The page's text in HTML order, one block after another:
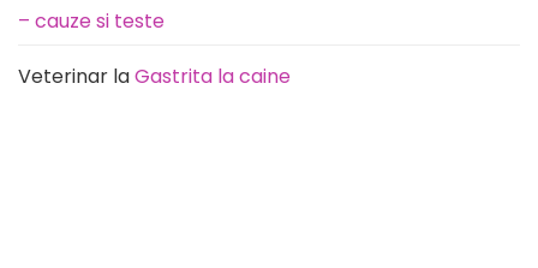
– cauze si teste
Veterinar laGastrita la caine